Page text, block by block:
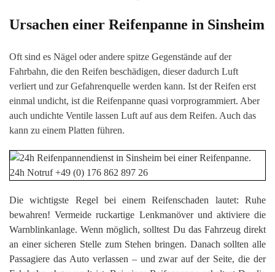
Ursachen einer Reifenpanne in Sinsheim
Oft sind es Nägel oder andere spitze Gegenstände auf der
Fahrbahn, die den Reifen beschädigen, dieser dadurch Luft
verliert und zur Gefahrenquelle werden kann. Ist der Reifen erst
einmal undicht, ist die Reifenpanne quasi vorprogrammiert. Aber
auch undichte Ventile lassen Luft auf aus dem Reifen. Auch das
kann zu einem Platten führen.
Die wichtigste Regel bei einem Reifenschaden lautet: Ruhe
bewahren! Vermeide ruckartige Lenkmanöver und aktiviere die
Warnblinkanlage. Wenn möglich, solltest Du das Fahrzeug direkt
an einer sicheren Stelle zum Stehen bringen. Danach sollten alle
Passagiere das Auto verlassen – und zwar auf der Seite, die der